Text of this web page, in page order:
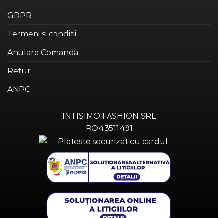
GDPR
Termeni si conditii
Anulare Comanda
Retur
ANPC
INTISIMO FASHION SRL
RO43511491